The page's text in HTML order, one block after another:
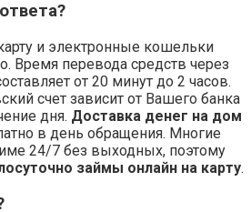
и электронные кошельки
Время перевода средств через
от 20 минут до 2 часов.
счет зависит от Вашего банка
дня. Доставка денег на дом
в день обращения. Многие
24/7 без выходных, поэтому
займы онлайн на карту.